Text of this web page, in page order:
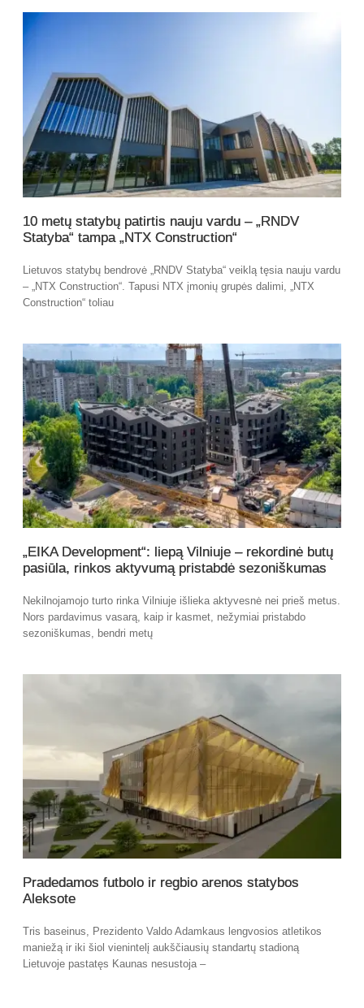
10 metų statybų patirtis nauju vardu – „RNDV
Statyba“ tampa „NTX Construction“
Lietuvos statybų bendrovė „RNDV Statyba“ veiklą tęsia nauju vardu
– „NTX Construction“. Tapusi NTX įmonių grupės dalimi, „NTX
Construction“ toliau
„EIKA Development“: liepą Vilniuje – rekordinė butų
pasiūla, rinkos aktyvumą pristabdė sezoniškumas
Nekilnojamojo turto rinka Vilniuje išlieka aktyvesnė nei prieš metus.
Nors pardavimus vasarą, kaip ir kasmet, nežymiai pristabdo
sezoniškumas, bendri metų
Pradedamos futbolo ir regbio arenos statybos
Aleksote
Tris baseinus, Prezidento Valdo Adamkaus lengvosios atletikos
maniežą ir iki šiol vienintelį aukščiausių standartų stadioną
Lietuvoje pastatęs Kaunas nesustoja –